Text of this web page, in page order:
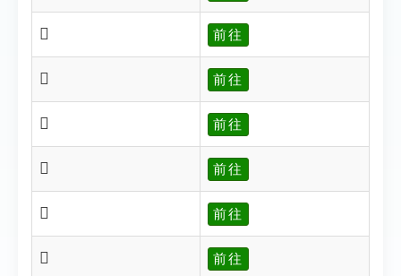
𡄱 前往
𡄲 前往
𡄳 前往
𡄴 前往
𡄵 前往
𡄶 前往